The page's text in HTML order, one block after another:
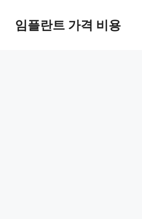
content임플란트 가격 비용